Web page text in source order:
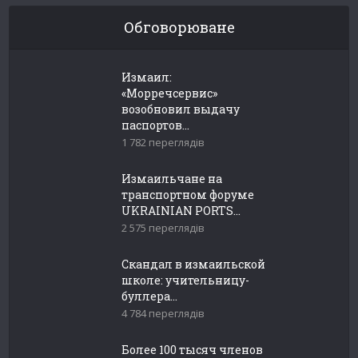
Обговорюване
Измаил:
«Морречсервис»
возобновил выдачу
паспортов...
1 782 переглядів
Измаильчане на
транспортном форуме
UKRAINIAN PORTS...
2 575 переглядів
Скандал в измаильской
школе: учительницу-
буллера...
4 784 переглядів
Более 100 тысяч членов